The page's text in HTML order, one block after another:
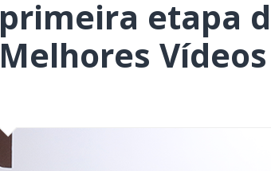
primeira etapa
Melhores Vídeos